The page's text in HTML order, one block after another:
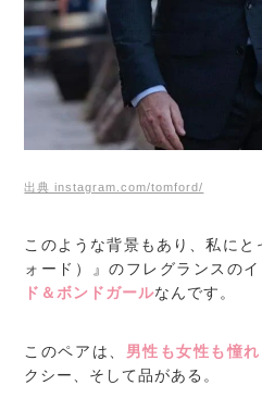
出典 instagram.com/tomford/
このような背景もあり、私に
ォード）』のフレグランスの
ド＆ボンドガールなんです。
このペアは、 男性も女性も憧
クシー、そして品がある。